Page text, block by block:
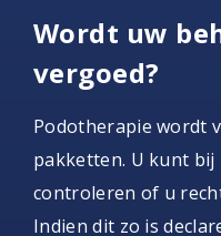
Wordt uw
vergoed?
Podotherapie wordt
pakketten. U kunt
controleren of u
Indien dit zo is